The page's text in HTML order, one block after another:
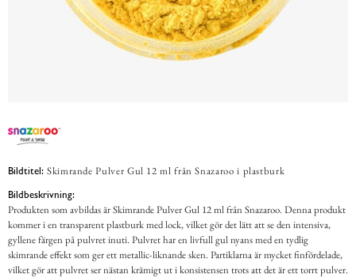
Bildtitel: Skimrande Pulver Gul 12 ml från Snazaroo i plastburk
Bildbeskrivning:
Produkten som avbildas är Skimrande Pulver Gul 12 ml från Snazaroo. Denna produkt
kommer i en transparent plastburk med lock, vilket gör det lätt att se den intensiva,
gyllene färgen på pulvret inuti. Pulvret har en livfull gul nyans med en tydlig
skimrande effekt som ger ett metallic-liknande sken. Partiklarna är mycket finfördelade,
vilket gör att pulvret ser nästan krämigt ut i konsistensen trots att det är ett torrt pulver.